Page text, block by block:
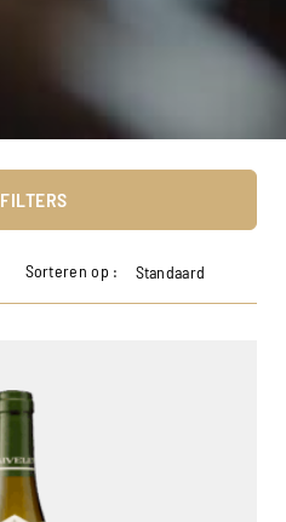
FILTERS
Sorteren op : Standaard